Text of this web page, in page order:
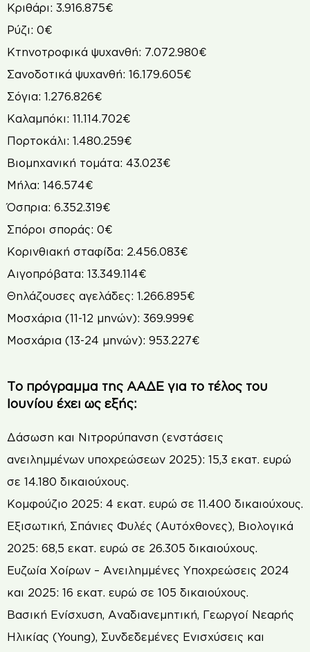
Κριθάρι: 3.916.875€
Ρύζι: 0€
Κτηνοτροφικά ψυχανθή: 7.072.980€
Σανοδοτικά ψυχανθή: 16.179.605€
Σόγια: 1.276.826€
Καλαµπόκι: 11.114.702€
Πορτοκάλι: 1.480.259€
Βιοµηχανική τοµάτα: 43.023€
Μήλα: 146.574€
Όσπρια: 6.352.319€
Σπόροι σποράς: 0€
Κορινθιακή σταφίδα: 2.456.083€
Αιγοπρόβατα: 13.349.114€
Θηλάζουσες αγελάδες: 1.266.895€
Μοσχάρια (11-12 µηνών): 369.999€
Μοσχάρια (13-24 µηνών): 953.227€
Το πρόγραμμα της ΑΑΔΕ για το τέλος του
Ιουνίου έχει ως εξής:
Δάσωση και Νιτρορύπανση (ενστάσεις
ανειλημμένων υποχρεώσεων 2025): 15,3 εκατ. ευρώ
σε 14.180 δικαιούχους.
Κομφούζιο 2025: 4 εκατ. ευρώ σε 11.400 δικαιούχους.
Εξισωτική, Σπάνιες Φυλές (Αυτόχθονες), Βιολογικά
2025: 68,5 εκατ. ευρώ σε 26.305 δικαιούχους.
Ευζωία Χοίρων – Ανειλημμένες Υποχρεώσεις 2024
και 2025: 16 εκατ. ευρώ σε 105 δικαιούχους.
Βασική Ενίσχυση, Αναδιανεμητική, Γεωργοί Νεαρής
Ηλικίας (Young), Συνδεδεμένες Ενισχύσεις και